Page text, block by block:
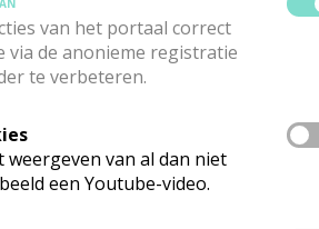
Brugge
plaats. Bekijk de details
kerken in de buurt.
van het portaal correct
via de anonieme registratie
te verbeteren.
van al dan niet
een Youtube-video.